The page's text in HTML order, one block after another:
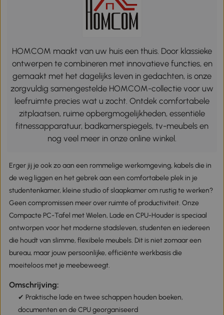
HOMCOM maakt van uw huis een thuis. Door klassieke
ontwerpen te combineren met innovatieve functies, en
gemaakt met het dagelijks leven in gedachten, is onze
zorgvuldig samengestelde HOMCOM-collectie voor uw
leefruimte precies wat u zocht. Ontdek comfortabele
zitplaatsen, ruime opbergmogelijkheden, essentiële
fitnessapparatuur, badkamerspiegels, tv-meubels en
nog veel meer in onze online winkel.
Erger jij je ook zo aan een rommelige werkomgeving, kabels die in
de weg liggen en het gebrek aan een comfortabele plek in je
studentenkamer, kleine studio of slaapkamer om rustig te werken?
Geen compromissen meer over ruimte of productiviteit. Onze
Compacte PC-Tafel met Wielen, Lade en CPU-Houder is speciaal
ontworpen voor het moderne stadsleven, studenten en iedereen
die houdt van slimme, flexibele meubels. Dit is niet zomaar een
bureau, maar jouw persoonlijke, efficiënte werkbasis die
moeiteloos met je meebeweegt.
Omschrijving:
✔ Praktische lade en twee schappen houden boeken,
documenten en de CPU georganiseerd